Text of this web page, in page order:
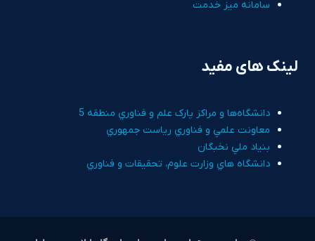
سامانه ميز خدمت
لینک های مفید
دانشگاه‌ها و مراکز پارک علم و فناوري منطقه 5
معاونت علمي و فناوري رياست جمهوري
بنياد ملي نخبگان
دانشگاه هاي وزارت علوم، تحقيقات و فناوري